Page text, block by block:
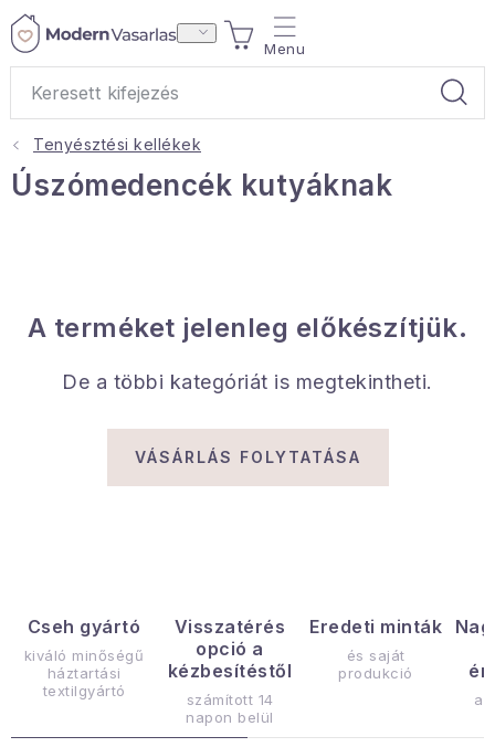
Ugrás
KOSÁR
Ajándékok
Lakástextil
Háztartás
Hobbi és kert
Sport és szabadban
Gyermekeknek
Sziasztok, hív a nyár.
Tenyésztési kellékek
Úszómedencék kutyáknak
A terméket jelenleg előkészítjük.
De a többi kategóriát is megtekintheti.
VÁSÁRLÁS FOLYTATÁSA
Cseh gyártó
kiváló minőségű
háztartási
textilgyártó
Visszatérés
opció a
kézbesítéstől
számított 14
napon belül
Eredeti minták
és saját
produkció